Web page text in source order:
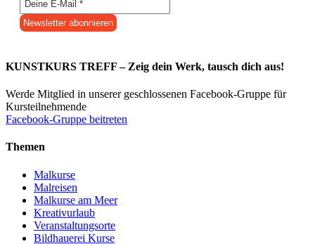
KUNSTKURS TREFF – Zeig dein Werk, tausch dich aus!
Werde Mitglied in unserer geschlossenen Facebook-Gruppe für
Kursteilnehmende
Facebook-Gruppe beitreten
Themen
Malkurse
Malreisen
Malkurse am Meer
Kreativurlaub
Veranstaltungsorte
Bildhauerei Kurse